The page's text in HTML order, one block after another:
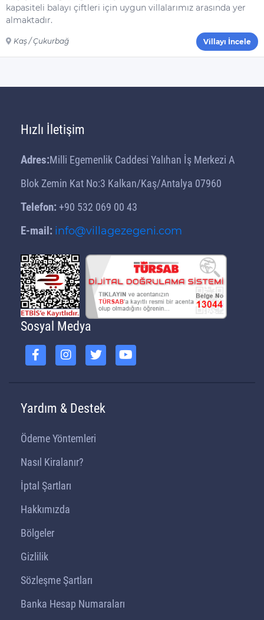
kapasiteli balayı çiftleri için uygun villalarımız arasında yer
almaktadır.
Kaş / Çukurbağ Villayı İncele
Hızlı İletişim
Adres:Milli Egemenlik Caddesi Yalıhan İş Merkezi A
Blok Zemin Kat No:3 Kalkan/Kaş/Antalya 07960
Telefon: +90 532 069 00 43
E-mail: info@villagezegeni.com
Sosyal Medya
Yardım & Destek
Ödeme Yöntemleri
Nasıl Kiralanır?
İptal Şartları
Hakkımızda
Bölgeler
Gizlilik
Sözleşme Şartları
Banka Hesap Numaraları